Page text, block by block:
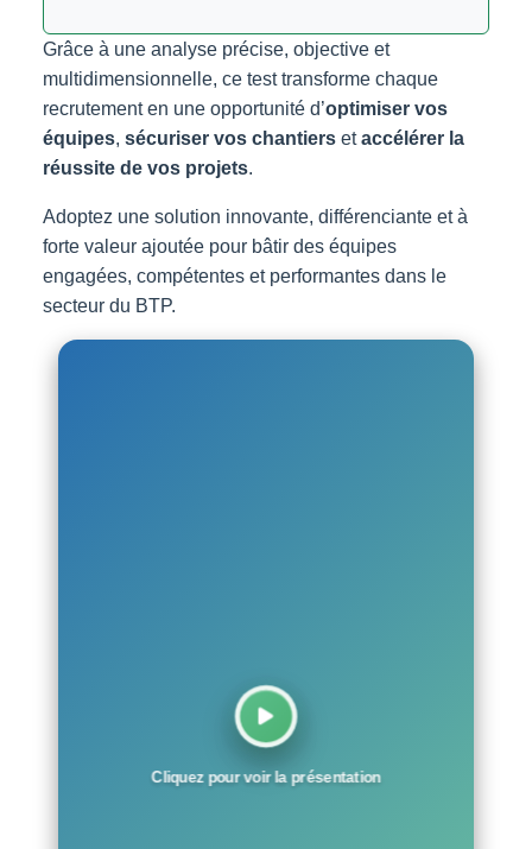
Grâce à une analyse précise, objective et
multidimensionnelle, ce test transforme chaque
recrutement en une opportunité d’optimiser vos
équipes, sécuriser vos chantiers etaccélérer la
réussite de vos projets.
Adoptez une solution innovante, différenciante et à
forte valeur ajoutée pour bâtir des équipes
engagées, compétentes et performantes dans le
secteur du BTP.
Cliquez pour voir la présentation